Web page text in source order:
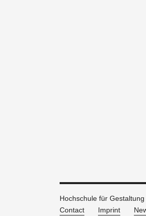
Hochschule für
Contact
Imprint